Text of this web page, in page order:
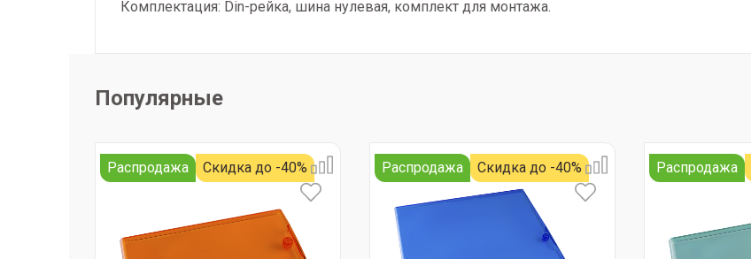
Комплектация: Din-рейка, шина нулевая, комплект для монтажа.
Популярные
Распродажа Скидка до -40% Распродажа Скидка до -40% Распродажа